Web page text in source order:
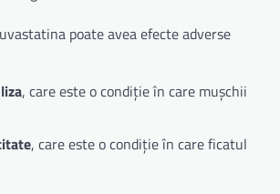
poate avea efecte adverse
, care este o condiție în care mușchii
, care este o condiție în care ficatul